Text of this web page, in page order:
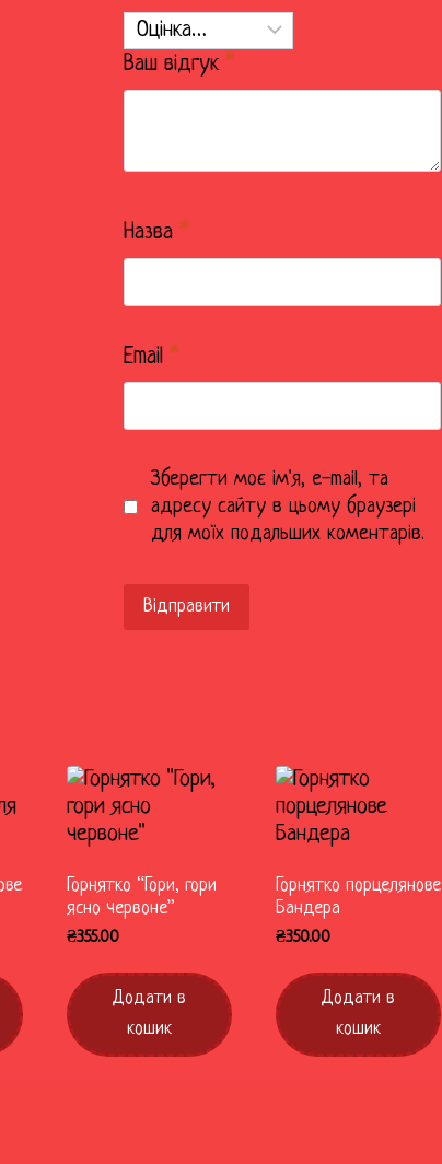
Ваш відгук *
Назва *
Email *
Зберегти моє ім'я, e-mail, та
адресу сайту в цьому браузері
для моїх подальших коментарів.
Горнятко “Гори, гори
ясно червоне”
₴355.00
Додати в
кошик
Горнятко порцелянове
Бандера
₴350.00
Додати в
кошик